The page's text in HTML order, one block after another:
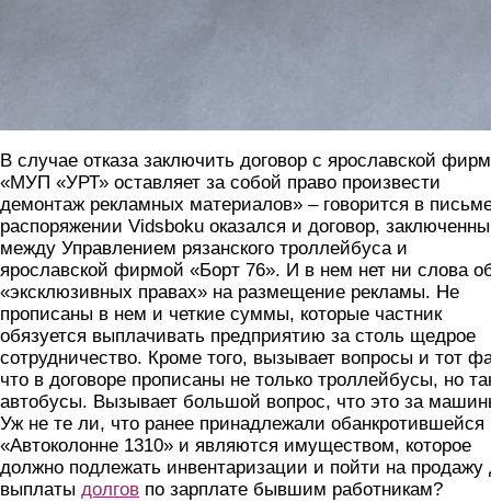
В случае отказа заключить договор с ярославской
«МУП «УРТ» оставляет за собой право произвести
демонтаж рекламных материалов» – говорится в
распоряжении Vidsboku оказался и договор,
между Управлением рязанского троллейбуса и
ярославской фирмой «Борт 76». И в нем нет ни слова
«эксклюзивных правах» на размещение рекламы. Не
прописаны в нем и четкие суммы, которые частник
обязуется выплачивать предприятию за столь щедрое
сотрудничество. Кроме того, вызывает вопросы и тот
что в договоре прописаны не только троллейбусы, но
автобусы. Вызывает большой вопрос, что это за
Уж не те ли, что ранее принадлежали обанкротившейся
«Автоколонне 1310» и являются имуществом, которое
должно подлежать инвентаризации и пойти на продажу
выплаты долгов по зарплате бывшим работникам?